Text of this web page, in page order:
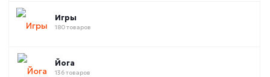
Игры
180 товаров
Йога
136 товаров